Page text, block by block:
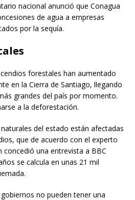
nacional anunció que Conagua
de agua a empresas
por la sequía.
forestales han aumentado
en la Cierra de Santiago, llegando
grandes del país por momento.
a la deforestación.
del estado están afectadas
que de acuerdo con el experto
concedió una entrevista a BBC
se calcula en unas 21 mil
no pueden tener una